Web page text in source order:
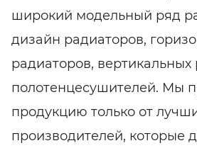
широкий модельный ряд
дизайн радиаторов,
радиаторов, вертикальных
полотенцесушителей. Мы
продукцию только от
производителей, которые